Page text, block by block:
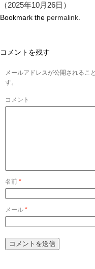
（2025年10月26日）
Bookmark the permalink
コメントを残す
メールアドレスが公開されるこ
す。
コメント
名前 *
メール *